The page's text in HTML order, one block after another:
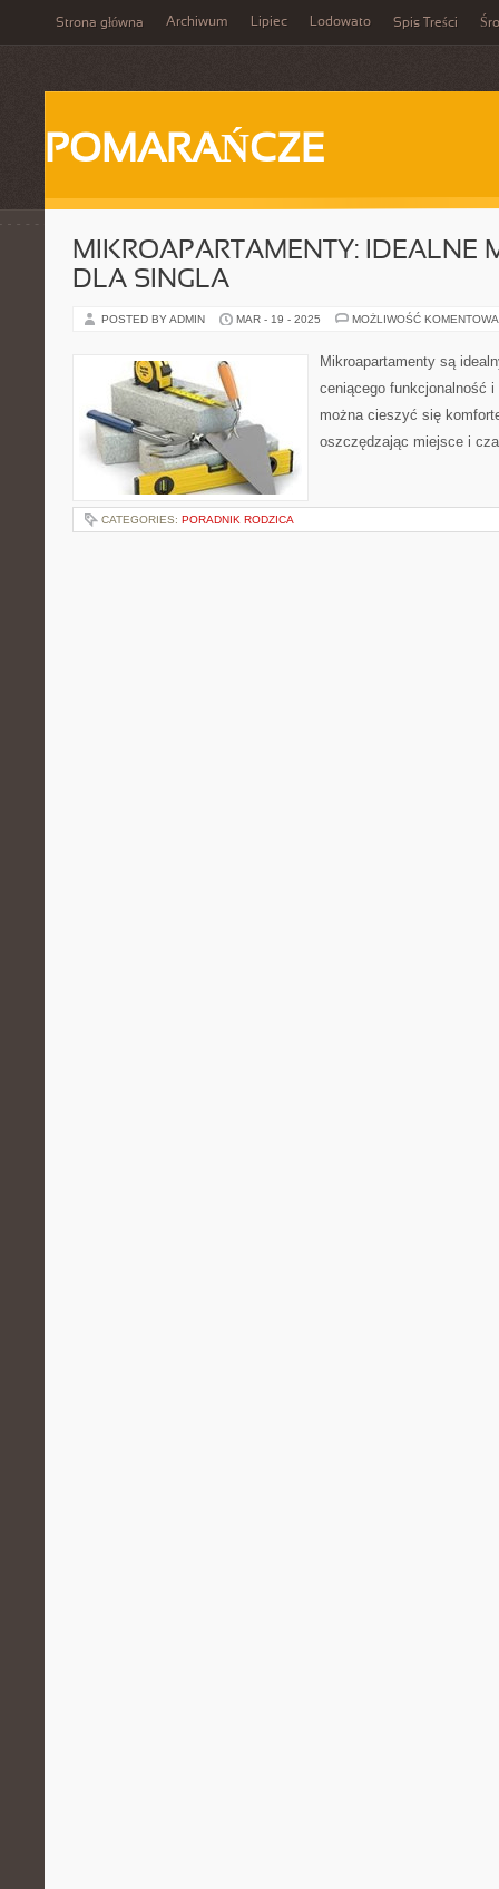
Strona główna Archiwum Lipiec Lodowato Spis Treści
POMARAŃCZE
MIKROAPARTAMENTY: IDEALNE
DLA SINGLA
POSTED BY ADMIN MAR - 19 - 2025 MOŻLIWOŚĆ
Mikroapartamenty są
ceniącego funkcjonalność
można cieszyć się
oszczędzając miejsce i
CATEGORIES: PORADNIK RODZICA